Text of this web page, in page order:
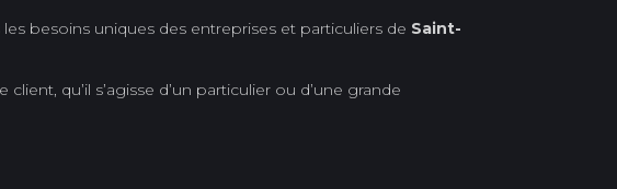
besoins uniques des entreprises et particuliers de Saint-
qu’il s’agisse d’un particulier ou d’une grande